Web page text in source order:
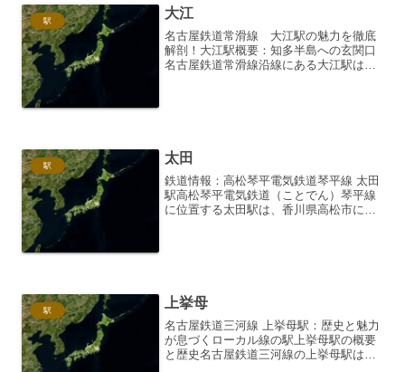
駅 大江
名古屋鉄道常滑線 大江駅の魅力を徹底
解剖！大江駅概要：知多半島への玄関口
名古屋鉄道常滑線沿線にある大江駅は、
駅 太田
鉄道情報：高松琴平電気鉄道琴平線 太田
駅高松琴平電気鉄道（ことでん）琴平線
に位置する太田駅は、香川県高松市にあ
駅 上挙母
名古屋鉄道三河線 上挙母駅：歴史と魅力
が息づくローカル線の駅上挙母駅の概要
と歴史名古屋鉄道三河線の上挙母駅は、